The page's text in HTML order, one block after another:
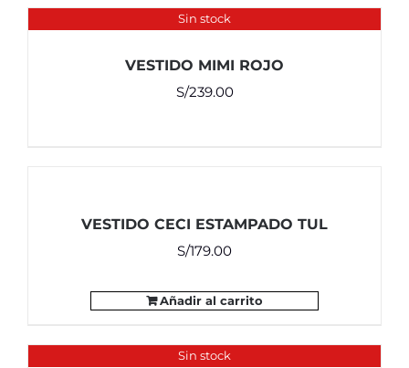
Sin stock
VESTIDO MIMI ROJO
S/239.00
VESTIDO CECI ESTAMPADO TUL
S/179.00
Añadir al carrito
Sin stock